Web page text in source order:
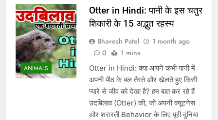
ANIMALS
Otter in Hindi: पानी के इस चतुर
शिकारी के 15 अद्भुत रहस्य
Bhavesh Patel
1 month ago
0
1 mins
Otter in Hindi: क्या आपने कभी पानी में
अपनी पीठ के बल तैरते और खेलते हुए किसी
प्यारे से जीव को देखा है? हम बात कर रहे हैं
उदबिलाव (Otter) की, जो अपनी क्यूटनेस
और शरारती Behavior के लिए पूरी दुनिया